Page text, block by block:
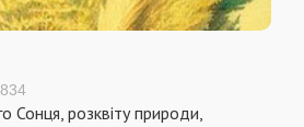
Сонця, розквіту природи,